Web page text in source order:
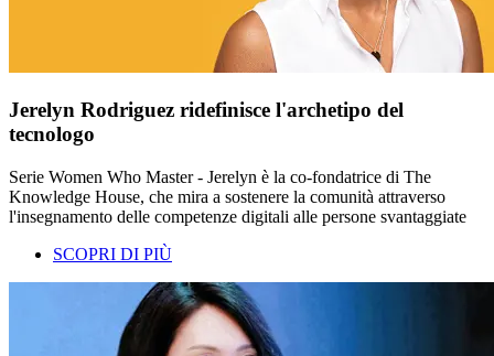
Jerelyn Rodriguez ridefinisce l'archetipo del
tecnologo
Serie Women Who Master - Jerelyn è la co-fondatrice di The
Knowledge House, che mira a sostenere la comunità attraverso
l'insegnamento delle competenze digitali alle persone svantaggiate
SCOPRI DI PIÙ